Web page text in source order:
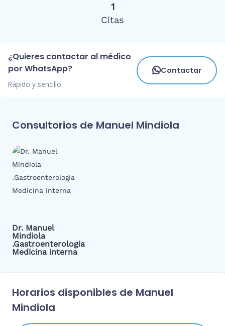
1
Citas
¿Quieres contactar al médico
por WhatsApp?
Rápido y sencillo.
Contactar
Consultorios de Manuel Mindiola
Dr. Manuel
Mindiola
.Gastroenterologia
Medicina interna
Horarios disponibles de Manuel
Mindiola